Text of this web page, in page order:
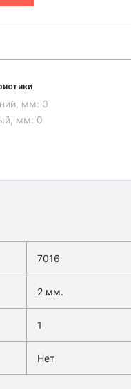
мм: 0
мм: 0
7016
2 мм.
1
Нет